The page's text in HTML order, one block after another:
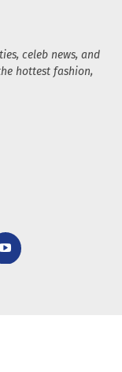
celeb news, and
hottest fashion,